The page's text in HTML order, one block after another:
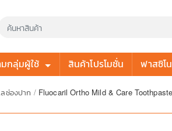
กลุ่มผู้ใช้ สินค้าโปรโมชั่น ฟาสซิโน
ช่องปาก / Fluocaril Ortho Mild & Care